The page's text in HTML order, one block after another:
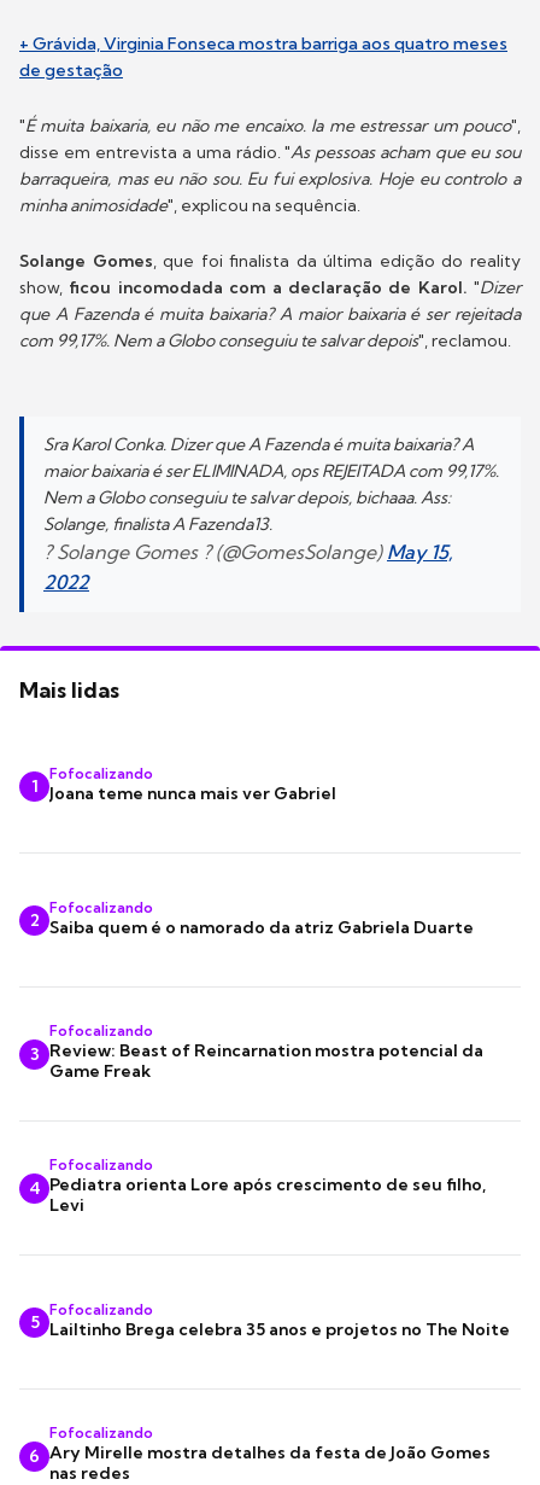
+ Grávida, Virginia Fonseca mostra barriga aos quatro meses
de gestação
"É muita baixaria, eu não me encaixo. Ia me estressar um pouco",
disse em entrevista a uma rádio. "As pessoas acham que eu sou
barraqueira, mas eu não sou. Eu fui explosiva. Hoje eu controlo a
minha animosidade", explicou na sequência.
Solange Gomes, que foi finalista da última edição do reality
show, ficou incomodada com a declaração de Karol. "Dizer
que A Fazenda é muita baixaria? A maior baixaria é ser rejeitada
com 99,17%. Nem a Globo conseguiu te salvar depois", reclamou.
Sra Karol Conka. Dizer que A Fazenda é muita baixaria? A
maior baixaria é ser ELIMINADA, ops REJEITADA com 99,17%.
Nem a Globo conseguiu te salvar depois, bichaaa. Ass:
Solange, finalista A Fazenda13.
? Solange Gomes ? (@GomesSolange) May 15,
2022
Mais lidas
1
Fofocalizando
Joana teme nunca mais ver Gabriel
2
Fofocalizando
Saiba quem é o namorado da atriz Gabriela Duarte
3
Fofocalizando
Review: Beast of Reincarnation mostra potencial da
Game Freak
4
Fofocalizando
Pediatra orienta Lore após crescimento de seu filho,
Levi
5
Fofocalizando
Lailtinho Brega celebra 35 anos e projetos no The Noite
6
Fofocalizando
Ary Mirelle mostra detalhes da festa de João Gomes
nas redes